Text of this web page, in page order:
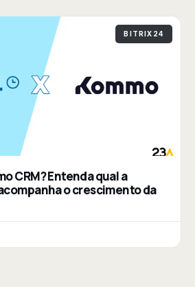
BITRIX24
CRM? Entenda qual a
o crescimento da